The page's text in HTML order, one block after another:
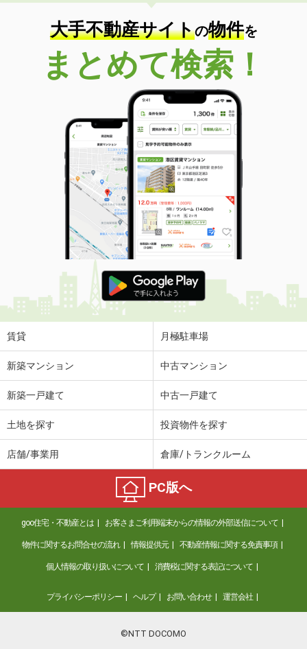
大手不動産サイトの物件を
まとめて検索！
賃貸 月極駐車場
新築マンション 中古マンション
新築一戸建て 中古一戸建て
土地を探す 投資物件を探す
店舗/事業用 倉庫/トランクルーム
PC版へ
goo住宅・不動産とは お客さまご利用端末からの情報の外部送信について
物件に関するお問合せの流れ 情報提供元 不動産情報に関する免責事項
個人情報の取り扱いについて 消費税に関する表記について
プライバシーポリシー ヘルプ お問い合わせ 運営会社
©NTT DOCOMO